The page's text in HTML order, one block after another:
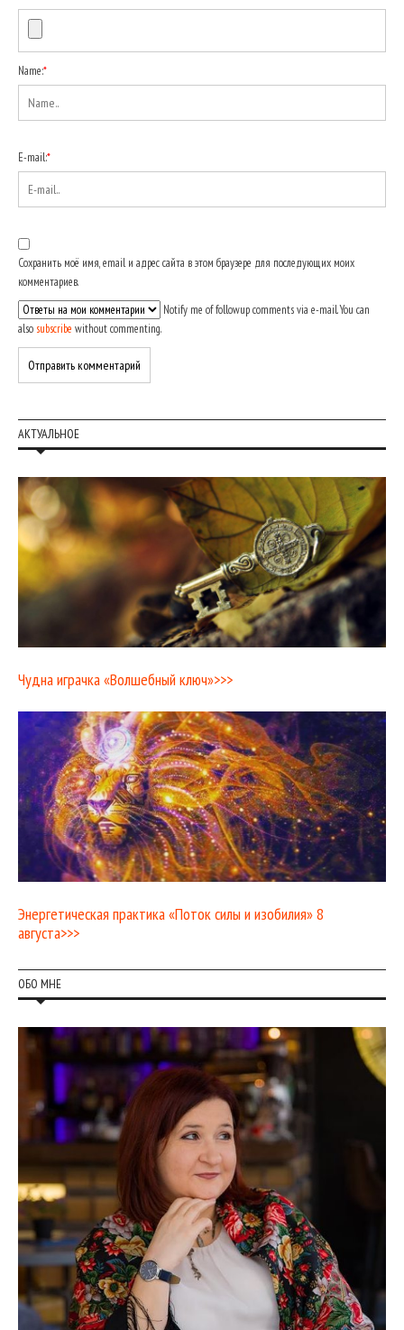
Name:*
E-mail:*
Сохранить моё имя, email и адрес сайта в этом браузере для последующих моих
комментариев.
Notify me of followup comments via e-mail. You can
also subscribe without commenting.
АКТУАЛЬНОЕ
Чудна играчка «Волшебный ключ»>>>
Энергетическая практика «Поток силы и изобилия» 8
августа>>>
ОБО МНЕ